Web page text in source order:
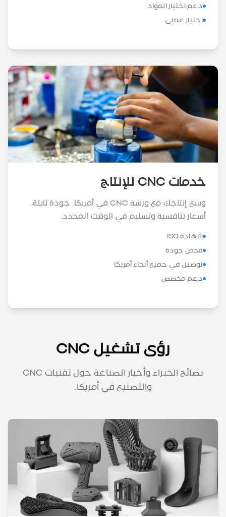
دعم اختيار المواد
اختبار عملي
خدمات CNC للإنتاج
وسع إنتاجك مع ورشة CNC في أمريكا. جودة ثابتة،
أسعار تنافسية وتسليم في الوقت المحدد.
شهادة ISO
فحص جودة
توصيل في جميع أنحاء أمريكا
دعم مخصص
رؤى تشغيل CNC
نصائح الخبراء وأخبار الصناعة حول تقنيات CNC
والتصنيع في أمريكا.